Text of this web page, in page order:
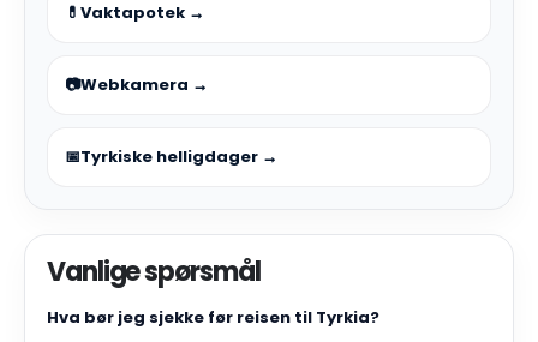
💊 Vaktapotek →
📷Webkamera →
📅Tyrkiske helligdager →
Vanlige spørsmål
Hva bør jeg sjekke før reisen til Tyrkia?